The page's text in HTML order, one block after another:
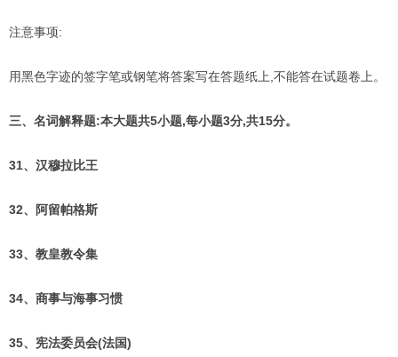
注意事项:
用黑色字迹的签字笔或钢笔将答案写在答题纸上,不能答在试题卷上。
三、名词解释题:本大题共5小题,每小题3分,共15分。
31、汉穆拉比王
32、阿留帕格斯
33、教皇教令集
34、商事与海事习惯
35、宪法委员会(法国)